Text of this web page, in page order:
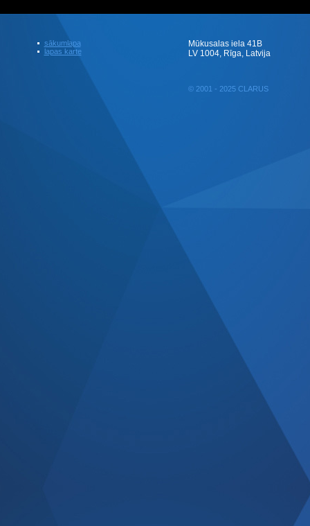
sākumlapa
lapas karte
Mūkusalas iela 41B
LV 1004, Rīga, Latvija
© 2001 - 2025 CLARUS